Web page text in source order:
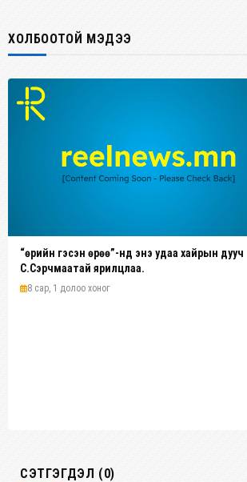
ХОЛБООТОЙ МЭДЭЭ
“Өөрийн гэсэн өрөө”-нд энэ удаа хайрын дууч
С.Сэрчмаатай ярилцлаа.
8 сар, 1 долоо хоног
СЭТГЭГДЭЛ (0)